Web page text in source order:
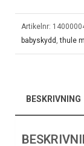
Artikelnr:
babyskydd ,thule
BESKRIVNING